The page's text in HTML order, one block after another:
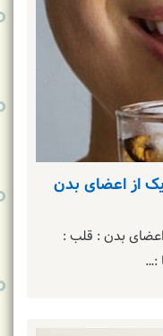
از اعضای بدن
بدن : قلب :
:…